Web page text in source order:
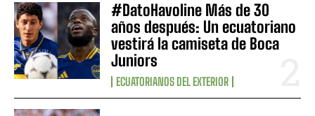
#DatoHavoline Más de 30
años después: Un ecuatoriano
vestirá la camiseta de Boca
Juniors
ECUATORIANOS DEL EXTERIOR